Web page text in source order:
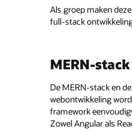
Als groep maken
full-stack
MERN-
De MERN-stack en
webontwikkeling
framework
Zowel Angular als